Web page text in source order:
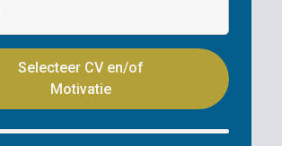
Selecteer CV en/of
Motivatie